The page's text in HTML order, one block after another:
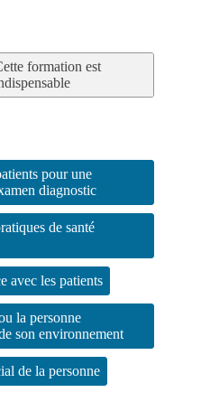
formation est
pour une
diagnostic
de santé
avec les patients
la personne
son environnement
de la personne